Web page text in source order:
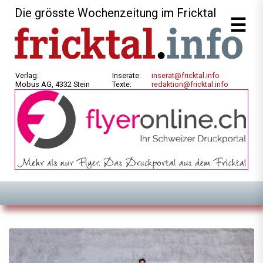
Die grösste Wochenzeitung im Fricktal
Verlag:
Mobus AG, 4332 Stein
Inserate:
Texte:
inserat@fricktal.info
redaktion@fricktal.info